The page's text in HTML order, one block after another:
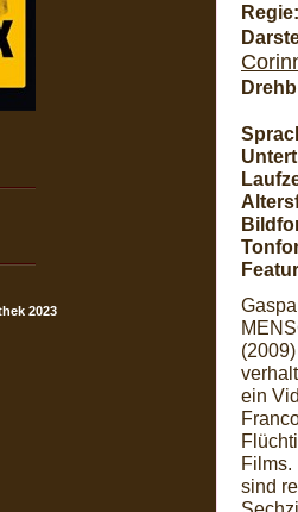
2023
Regie:
ein
Films.
sind